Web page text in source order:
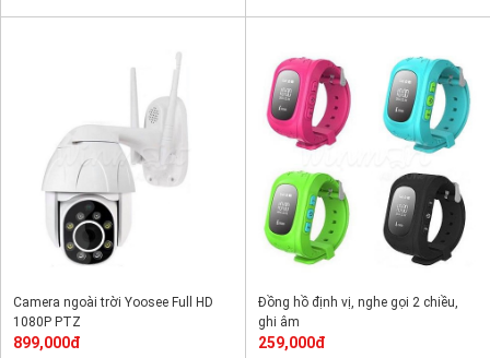
Camera ngoài trời Yoosee Full HD
1080P PTZ
899,000đ
Đồng hồ định vị, nghe gọi 2 chiều,
ghi âm
259,000đ